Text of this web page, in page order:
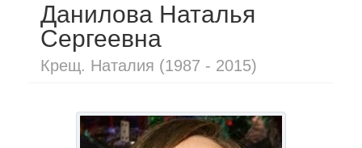
Данилова Наталья
Сергеевна
Крещ. Наталия (1987 - 2015)